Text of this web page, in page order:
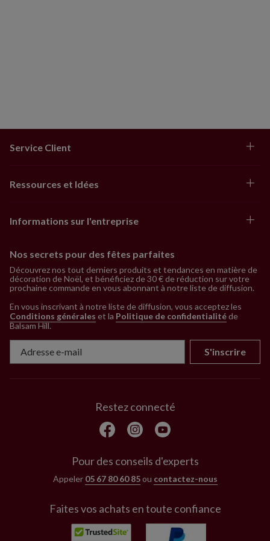
Service Client
Ressources et Idées
Informations sur l'entreprise
Nos secrets pour des fêtes parfaites
Découvrez nos tout derniers produits et tendances en matière de
décoration de Noël, et bénéficiez de 30 € de réduction sur votre
prochaine commande en vous abonnant à notre liste de diffusion.
En vous inscrivant à notre liste de diffusion, vous acceptez les
Conditions générales et la Politique de confidentialitéde
Balsam Hill.
S'inscrire
Restez connecté
Pour des conseils d'experts
Appeler 05 67 80 60 85ou contactez-nous
Faites vos achats en toute confiance